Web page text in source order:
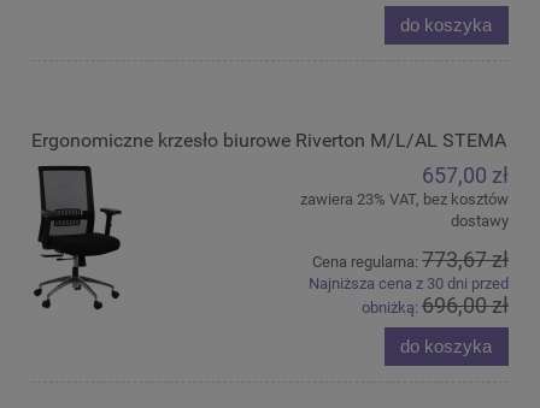
do koszyka
Ergonomiczne krzesło biurowe Riverton M/L/AL STEMA
657,00 zł
zawiera 23% VAT, bez kosztów
dostawy
Cena regularna: 773,67 zł
Najniższa cena z 30 dni przed
obniżką: 696,00 zł
do koszyka